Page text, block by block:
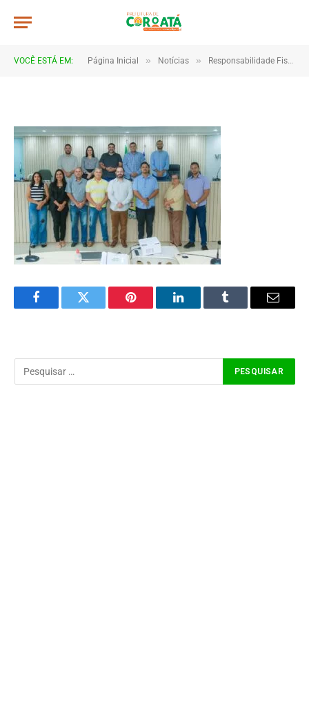
VOCÊ ESTÁ EM: Página Inicial » Notícias » Responsabilidade Fiscal: Município apresenta indicadores do 2º quadrimestre
Publica_Camara Municipal-8570
FacebookTwitter Pinterest LinkedInTumblr Email